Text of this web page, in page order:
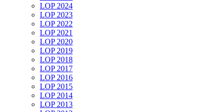
LOP 2024
LOP 2023
LOP 2022
LOP 2021
LOP 2020
LOP 2019
LOP 2018
LOP 2017
LOP 2016
LOP 2015
LOP 2014
LOP 2013